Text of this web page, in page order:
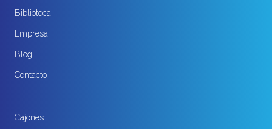
Biblioteca
Empresa
Blog
Contacto
Cajones